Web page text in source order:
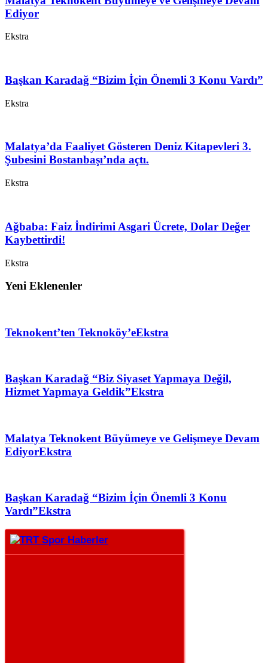
Ediyor
Ekstra
Başkan Karadağ “Bizim İçin Önemli 3 Konu Vardı”
Ekstra
Malatya’da Faaliyet Gösteren Deniz Kitapevleri 3.
Şubesini Bostanbaşı’nda açtı.
Ekstra
Ağbaba: Faiz İndirimi Asgari Ücrete, Dolar Değer
Kaybettirdi!
Ekstra
Yeni Eklenenler
Teknokent’ten Teknoköy’eEkstra
Başkan Karadağ “Biz Siyaset Yapmaya Değil,
Hizmet Yapmaya Geldik”Ekstra
Malatya Teknokent Büyümeye ve Gelişmeye Devam
EdiyorEkstra
Başkan Karadağ “Bizim İçin Önemli 3 Konu
Vardı”Ekstra